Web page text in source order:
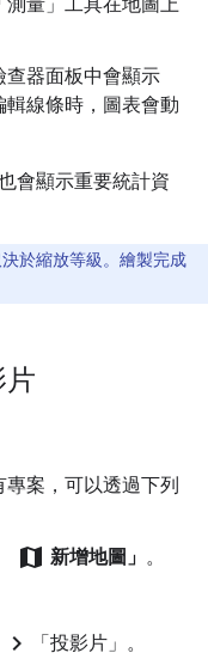
查器面板中會顯示
輯線條時，圖表會動
會顯示重要統計資
於縮放等級。繪製完成
案，可以透過下列
map 新增地圖」 。
chevron_right
「投影片」。